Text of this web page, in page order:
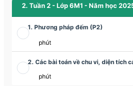
2. Tuần 2 - Lớp 6M1 - Năm học
1. Phương pháp đếm (P2)
phút
2. Các bài toán về chu vi, diện tích
phút